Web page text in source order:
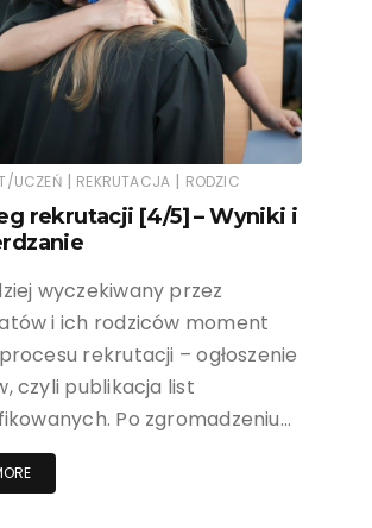
UCZEŃ | REKRUTACJA | RODZIC
rekrutacji [4/5] – Wyniki i
wyczekiwany przez
i ich rodziców moment
rekrutacji – ogłoszenie
czyli publikacja list
Po zgromadzeniu…